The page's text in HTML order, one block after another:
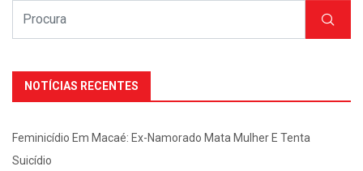
NOTÍCIAS RECENTES
Feminicídio Em Macaé: Ex-Namorado Mata Mulher E Tenta
Suicídio